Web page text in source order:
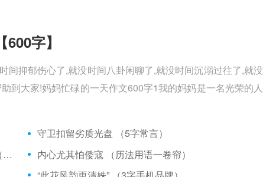
字】
间抑郁伤心了,就没时间八卦闲聊了,就没时间沉溺过往了,就没
到大家!妈妈忙碌的一天作文600字1我的妈妈是一名光荣的人
守卫扣留劣质光盘 （5字常言）
矮脚虎、病关索不在，智多星、行者前往此处 （七字俗语）
内心尤其怕倭寇 （历法用语一卷帘）